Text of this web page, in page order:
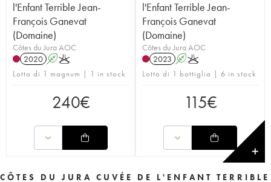
l'Enfant Terrible Jean-
François Ganevat
(Domaine)
Côtes du Jura AOC
2020 AK
Lotto di 1 magnum | 1 in stock
240€
l'Enfant Terrible Jean-
François Ganevat
(Domaine)
Côtes du Jura AOC
2023 AK
Lotto di 1 bottiglia | 6 in stock
115€
✕
CÔTES DU JURA CUVÉE DE L'ENFANT TERRIBLE